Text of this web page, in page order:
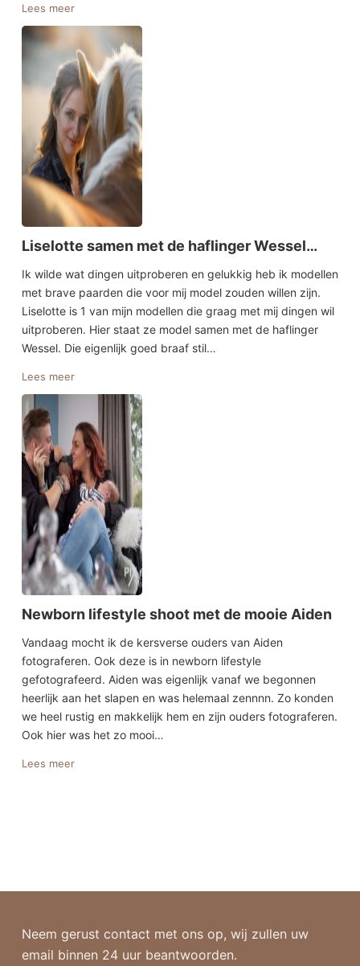
Lees meer
Liselotte samen met de haflinger Wessel…
Ik wilde wat dingen uitproberen en gelukkig heb ik modellen
met brave paarden die voor mij model zouden willen zijn.
Liselotte is 1 van mijn modellen die graag met mij dingen wil
uitproberen. Hier staat ze model samen met de haflinger
Wessel. Die eigenlijk goed braaf stil…
Lees meer
Newborn lifestyle shoot met de mooie Aiden
Vandaag mocht ik de kersverse ouders van Aiden
fotograferen. Ook deze is in newborn lifestyle
gefotografeerd. Aiden was eigenlijk vanaf we begonnen
heerlijk aan het slapen en was helemaal zennnn. Zo konden
we heel rustig en makkelijk hem en zijn ouders fotograferen.
Ook hier was het zo mooi…
Lees meer
Neem gerust contact met ons op, wij zullen uw
email binnen 24 uur beantwoorden.